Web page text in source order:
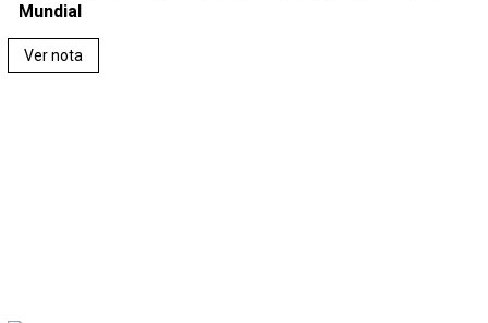
Mundial
Ver nota